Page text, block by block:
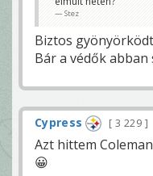
Stez
Biztos
Bár a védők abban
Cypress 3 229
Azt hittem
😀